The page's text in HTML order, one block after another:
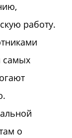
работу.
самых
о